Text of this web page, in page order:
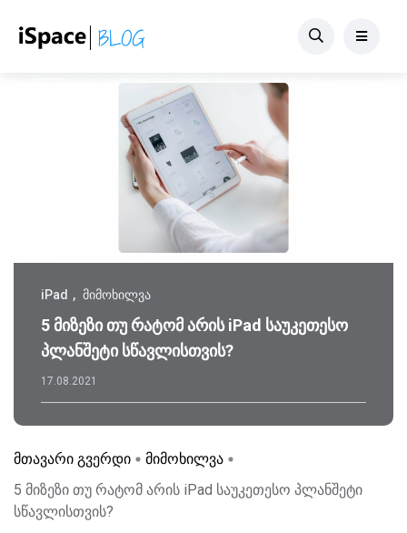
iPad მიმოხილვა
5 მიზეზი თუ რატომ არის iPad საუკეთესო
პლანშეტი სწავლისთვის?
17.08.2021
მთავარი გვერდი
მიმოხილვა
5 მიზეზი თუ რატომ არის iPad საუკეთესო პლანშეტი
სწავლისთვის?